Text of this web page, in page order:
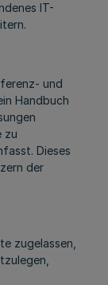
IT-
und
Handbuch
zu
Dieses
der
zugelassen,